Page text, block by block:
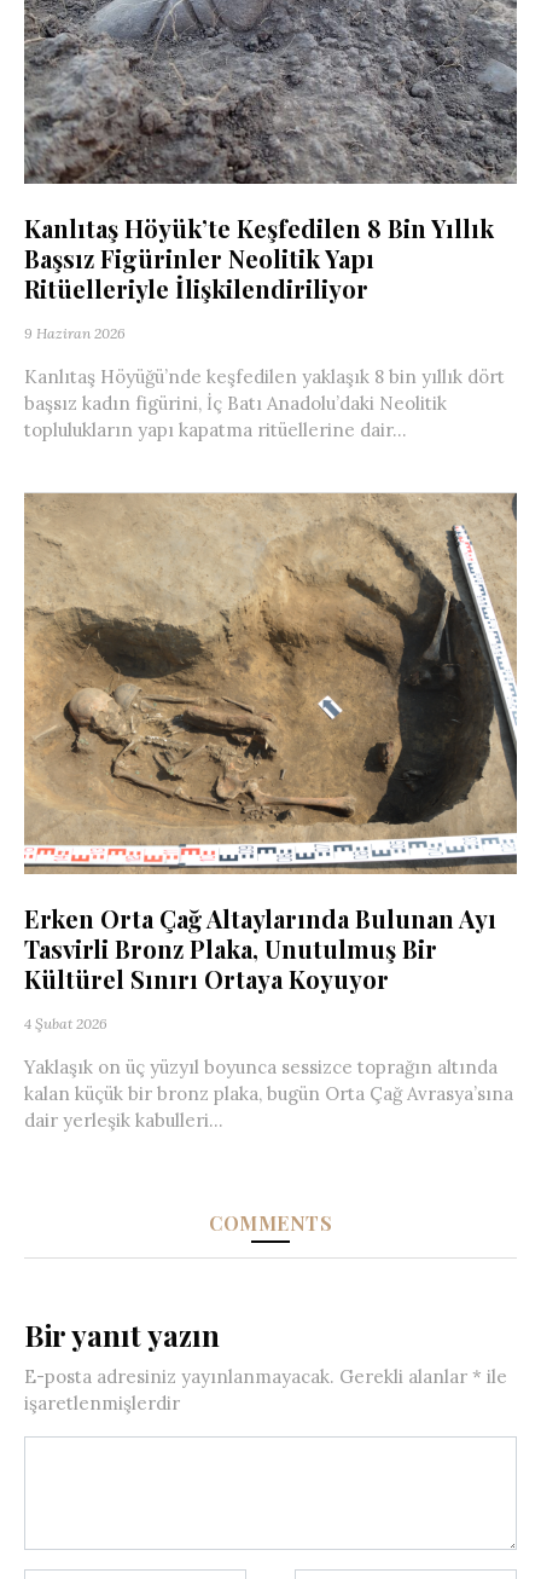
Kanlıtaş Höyük’te Keşfedilen 8 Bin Yıllık
Başsız Figürinler Neolitik Yapı
Ritüelleriyle İlişkilendiriliyor
9 Haziran 2026
Kanlıtaş Höyüğü’nde keşfedilen yaklaşık 8 bin yıllık dört
başsız kadın figürini, İç Batı Anadolu’daki Neolitik
toplulukların yapı kapatma ritüellerine dair...
Erken Orta Çağ Altaylarında Bulunan Ayı
Tasvirli Bronz Plaka, Unutulmuş Bir
Kültürel Sınırı Ortaya Koyuyor
4 Şubat 2026
Yaklaşık on üç yüzyıl boyunca sessizce toprağın altında
kalan küçük bir bronz plaka, bugün Orta Çağ Avrasya’sına
dair yerleşik kabulleri...
COMMENTS
Bir yanıt yazın
E-posta adresiniz yayınlanmayacak. Gerekli alanlar * ile
işaretlenmişlerdir